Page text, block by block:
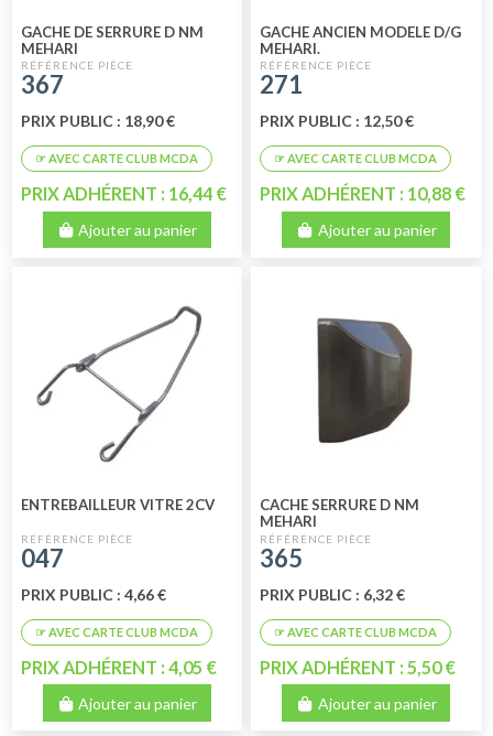
GACHE DE SERRURE D NM
MEHARI
367
PRIX PUBLIC : 18,90 €
PRIX ADHÉRENT : 16,44 €
Ajouter au panier
GACHE ANCIEN MODELE D/G
MEHARI.
271
PRIX PUBLIC : 12,50 €
PRIX ADHÉRENT : 10,88 €
Ajouter au panier
ENTREBAILLEUR VITRE 2CV
047
PRIX PUBLIC : 4,66 €
PRIX ADHÉRENT : 4,05 €
Ajouter au panier
CACHE SERRURE D NM
MEHARI
365
PRIX PUBLIC : 6,32 €
PRIX ADHÉRENT : 5,50 €
Ajouter au panier